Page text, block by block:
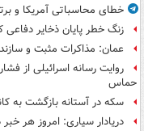
خطای محاسباتی آمریکا و
زنگ خطر پایان ذخایر
عمان: مذاکرات مثبت و سازنده
روایت رسانه اسرائیلی از
حماس
سکه در آستانه بازگشت به کانال ۱۸۸ میلیون
دریادار سیاری: امروز هر